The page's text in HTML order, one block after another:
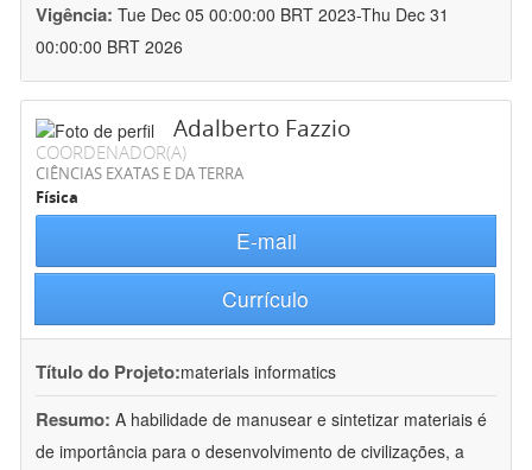
Vigência: Tue Dec 05 00:00:00 BRT 2023-Thu Dec 31
00:00:00 BRT 2026
Adalberto Fazzio
COORDENADOR(A)
CIÊNCIAS EXATAS E DA TERRA
Física
E-mail
Currículo
Título do Projeto:materials informatics
Resumo: A habilidade de manusear e sintetizar materiais é
de importância para o desenvolvimento de civilizações, a